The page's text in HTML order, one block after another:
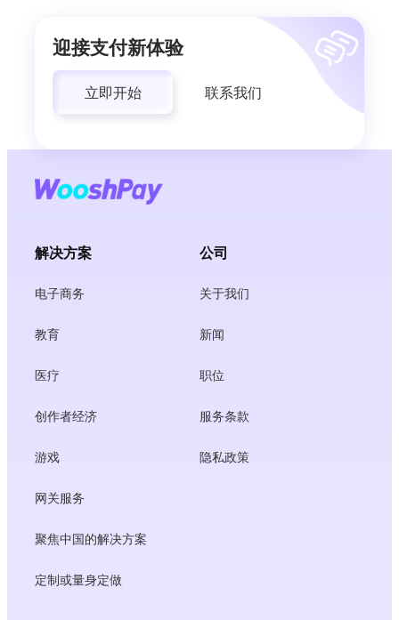
迎接支付新体验
立即开始 联系我们
解决方案
电子商务
教育
医疗
创作者经济
游戏
网关服务
聚焦中国的解决方案
定制或量身定做
公司
关于我们
新闻
职位
服务条款
隐私政策